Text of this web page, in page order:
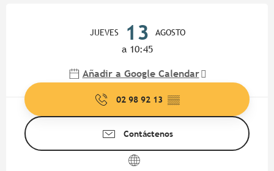
JUEVES 13 AGOSTO
a 10:45
Añadir a Google Calendar
02 98 92 13 ▒▒
Contáctenos